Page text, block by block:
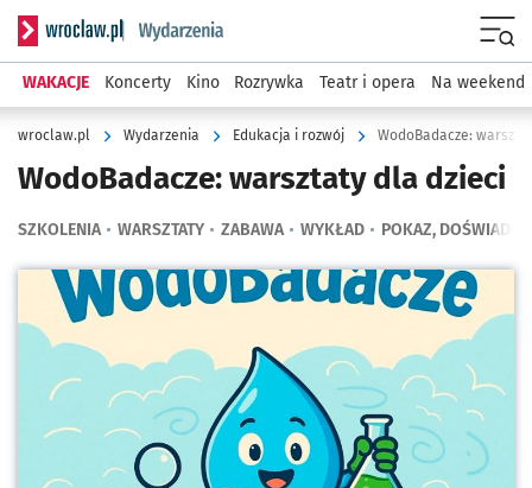
Serwis informacyjny wroclaw.pl podserwis: Wydarzenia
WAKACJE Koncerty Kino Rozrywka Teatr i opera Na weekend
wroclaw.pl Wydarzenia Edukacja i rozwój WodoBadacze:
WodoBadacze: warsztaty dla dzieci
SZKOLENIA WARSZTATY ZABAWA WYKŁAD POKAZ,
Kliknij, aby powiększyć